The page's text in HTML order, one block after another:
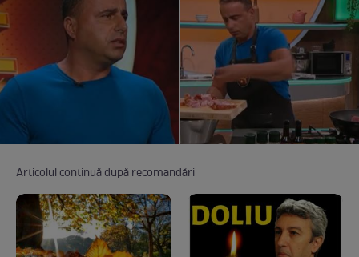
Articolul continuă după recomandări